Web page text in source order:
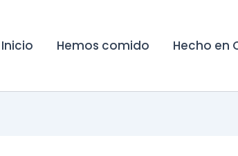
Inicio Hemos comido Hecho en